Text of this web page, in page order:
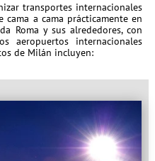
transportes internacionales
a cama prácticamente en
Roma y sus alrededores, con
aeropuertos internacionales
de Milán incluyen: